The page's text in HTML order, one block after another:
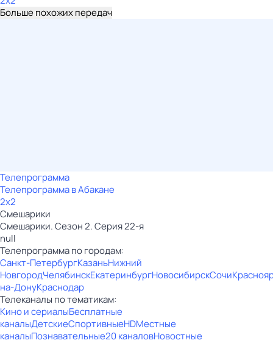
Больше похожих передач
Телепрограмма
Телепрограмма в Абакане
2x2
Смешарики
Смешарики. Сезон 2. Серия 22-я
null
Телепрограмма по городам:
Санкт-ПетербургКазаньНижний
НовгородЧелябинскЕкатеринбургНовосибирскСочи
на-ДонуКраснодар
Телеканалы по тематикам:
Кино и сериалыБесплатные
каналыДетскиеСпортивныеHDМестные
каналыПознавательные20 каналовНовостные